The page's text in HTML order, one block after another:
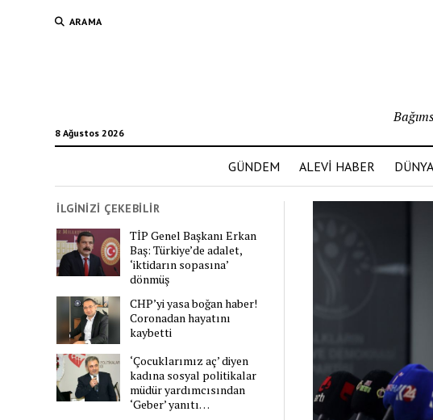
ARAMA
8 Ağustos 2026
GÜNDEM ALEVİ HABER DÜNYA
İLGİNİZİ ÇEKEBİLİR
TİP Genel Başkanı Erkan
Baş: Türkiye’de adalet,
‘iktidarın sopasına’
dönmüş
CHP’yi yasa boğan haber!
Coronadan hayatını
kaybetti
‘Çocuklarımız aç’ diyen
kadına sosyal politikalar
müdür yardımcısından
‘Geber’ yanıtı…